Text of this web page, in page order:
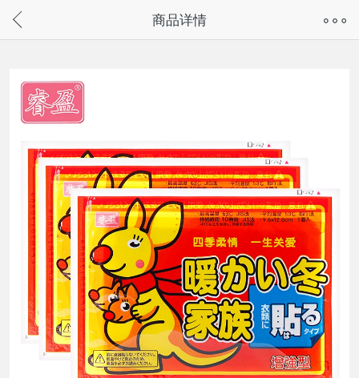
请通过微信或支付宝搜“奇兔客小程序”访问
商品详情